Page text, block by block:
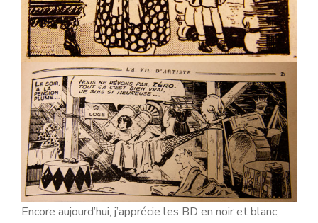
Encore aujourd’hui, j’apprécie les BD en noir et blanc,